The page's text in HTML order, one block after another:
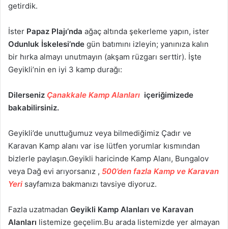
getirdik.
İster Papaz Plajı’nda ağaç altında şekerleme yapın, ister
Odunluk İskelesi’nde gün batımını izleyin; yanınıza kalın
bir hırka almayı unutmayın (akşam rüzgarı serttir). İşte
Geyikli’nin en iyi 3 kamp durağı:
Dilerseniz Çanakkale Kamp Alanları içeriğimizede
bakabilirsiniz.
Geyikli’de unuttuğumuz veya bilmediğimiz Çadır ve
Karavan Kamp alanı var ise lütfen yorumlar kısmından
bizlerle paylaşın.Geyikli haricinde Kamp Alanı, Bungalov
veya Dağ evi arıyorsanız , 500’den fazla Kamp ve Karavan
Yeri sayfamıza bakmanızı tavsiye diyoruz.
Fazla uzatmadan Geyikli Kamp Alanları ve Karavan
Alanları listemize geçelim.Bu arada listemizde yer almayan